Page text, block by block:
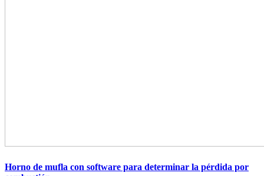
Horno de mufla con software para determinar la pérdida por